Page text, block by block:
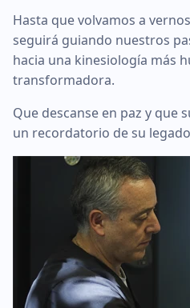
Hasta que volvamos a
seguirá guiando nuestros
hacia una kinesiología más
transformadora.
Que descanse en paz y que
un recordatorio de su